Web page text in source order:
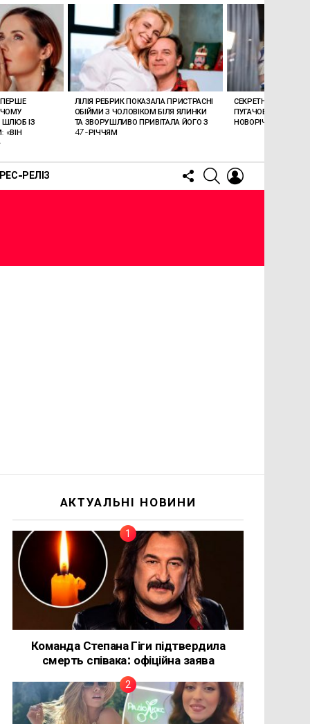
РЕЛІЗ
FOLLOW
US
SEARCH
ЧОМУ
ШЛЮБ ІЗ
«ВІН
ЛІЛІЯ РЕБРИК ПОКАЗАЛА ПРИСТРАСНІ
ОБІЙМИ З ЧОЛОВІКОМ БІЛЯ ЯЛИНКИ
ТА ЗВОРУШЛИВО ПРИВІТАЛА ЙОГО З
47-РІЧЧЯМ
СЕКРЕТНЕ
ПУГАЧОВОЇ ТА
НОВОРІЧНУ МОСКВУ
АКТУАЛЬНІ НОВИНИ
Команда Степана Гіги підтвердила
смерть співака: офіційна заява